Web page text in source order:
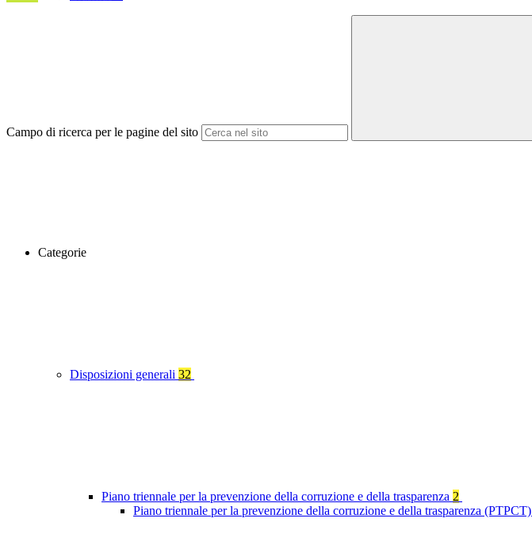
Campo di ricerca per le pagine del sito
Categorie
Disposizioni generali 32
Piano triennale per la prevenzione della corruzione e della trasparenza 2
Piano triennale per la prevenzione della corruzione e della trasparenza (PTPCT)